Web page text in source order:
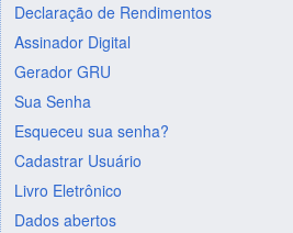
Declaração de Rendimentos
Assinador Digital
Gerador GRU
Sua Senha
Esqueceu sua senha?
Cadastrar Usuário
Livro Eletrônico
Dados abertos